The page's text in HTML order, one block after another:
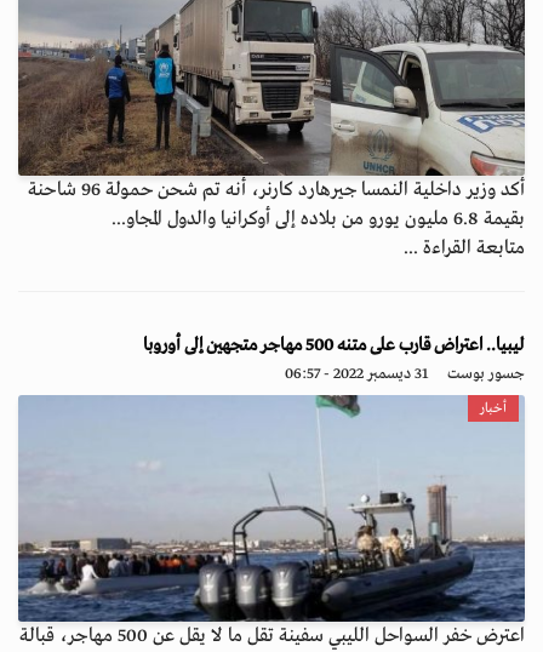
أكد وزير داخلية النمسا جيرهارد كارنر، أنه تم شحن حمولة 96 شاحنة
بقيمة 6.8 مليون يورو من بلاده إلى أوكرانيا والدول المجاو...
متابعة القراءة ...
ليبيا.. اعتراض قارب على متنه 500 مهاجر متجهين إلى أوروبا
جسور بوست 31 ديسمبر 2022 - 06:57
أخبار
اعترض خفر السواحل الليبي سفينة تقل ما لا يقل عن 500 مهاجر، قبالة